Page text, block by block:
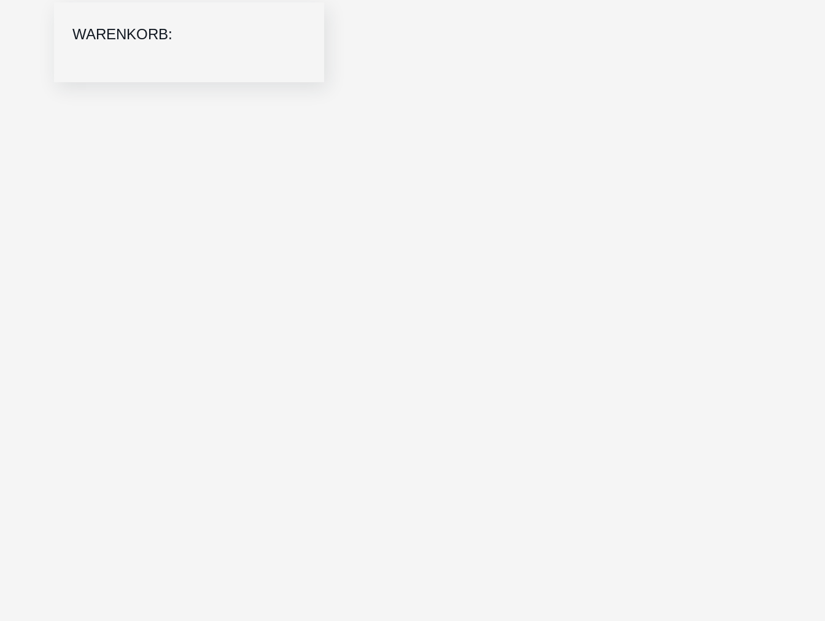
WARENKORB: